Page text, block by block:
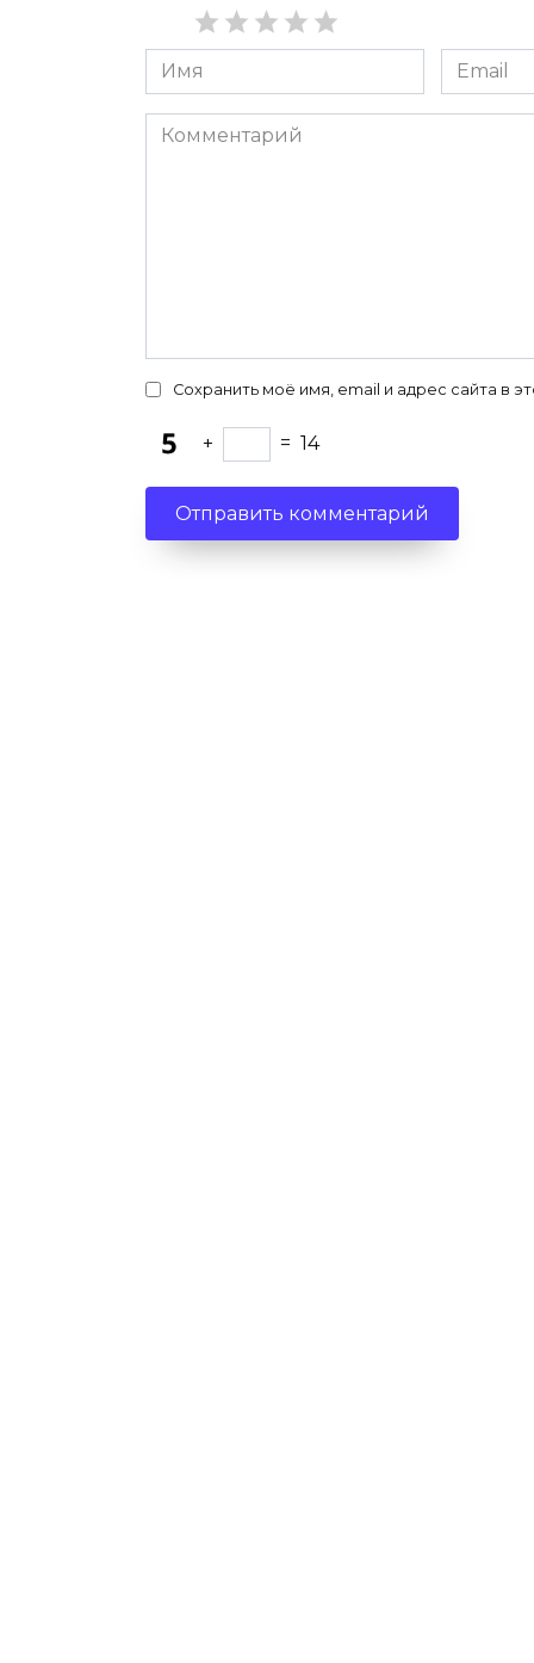
Имя
*
Email
*
Комментарий
Сохранить моё имя, email и адрес сайта в
+ = 14